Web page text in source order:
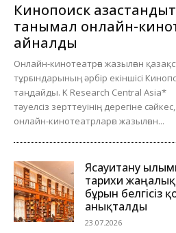
Кинопоиск
танымал онлайн-
айналды
Онлайн-кинотеатрға жазылған
тұрғындарының әрбір екіншісі
таңдайды. K Research Central Asia*
тәуелсіз зерттеуінің дерегіне
онлайн-кинотеатрларға жазылған...
Ясауитану
тарихи
бұрын белгісіз
анықталды
23.07.2026